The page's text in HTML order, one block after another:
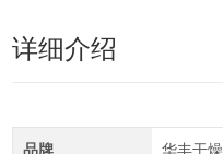
详细介绍
品牌 华丰干燥